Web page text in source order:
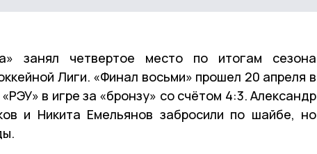
занял четвертое место по итогам сезона
Лиги. «Финал восьми» прошел 20 апреля в
в игре за «бронзу» со счётом 4:3. Александр
и Никита Емельянов забросили по шайбе, но